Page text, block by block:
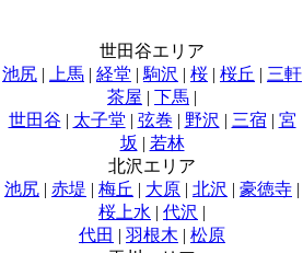
世田谷エリア
池尻 | 上馬 | 経堂 | 駒沢 | 桜 | 桜丘 | 三軒
茶屋 | 下馬 |
世田谷 | 太子堂 | 弦巻 | 野沢 | 三宿 | 宮
坂 | 若林
北沢エリア
池尻 | 赤堤 | 梅丘 | 大原 | 北沢 | 豪徳寺 |
桜上水 | 代沢 |
代田 | 羽根木 | 松原